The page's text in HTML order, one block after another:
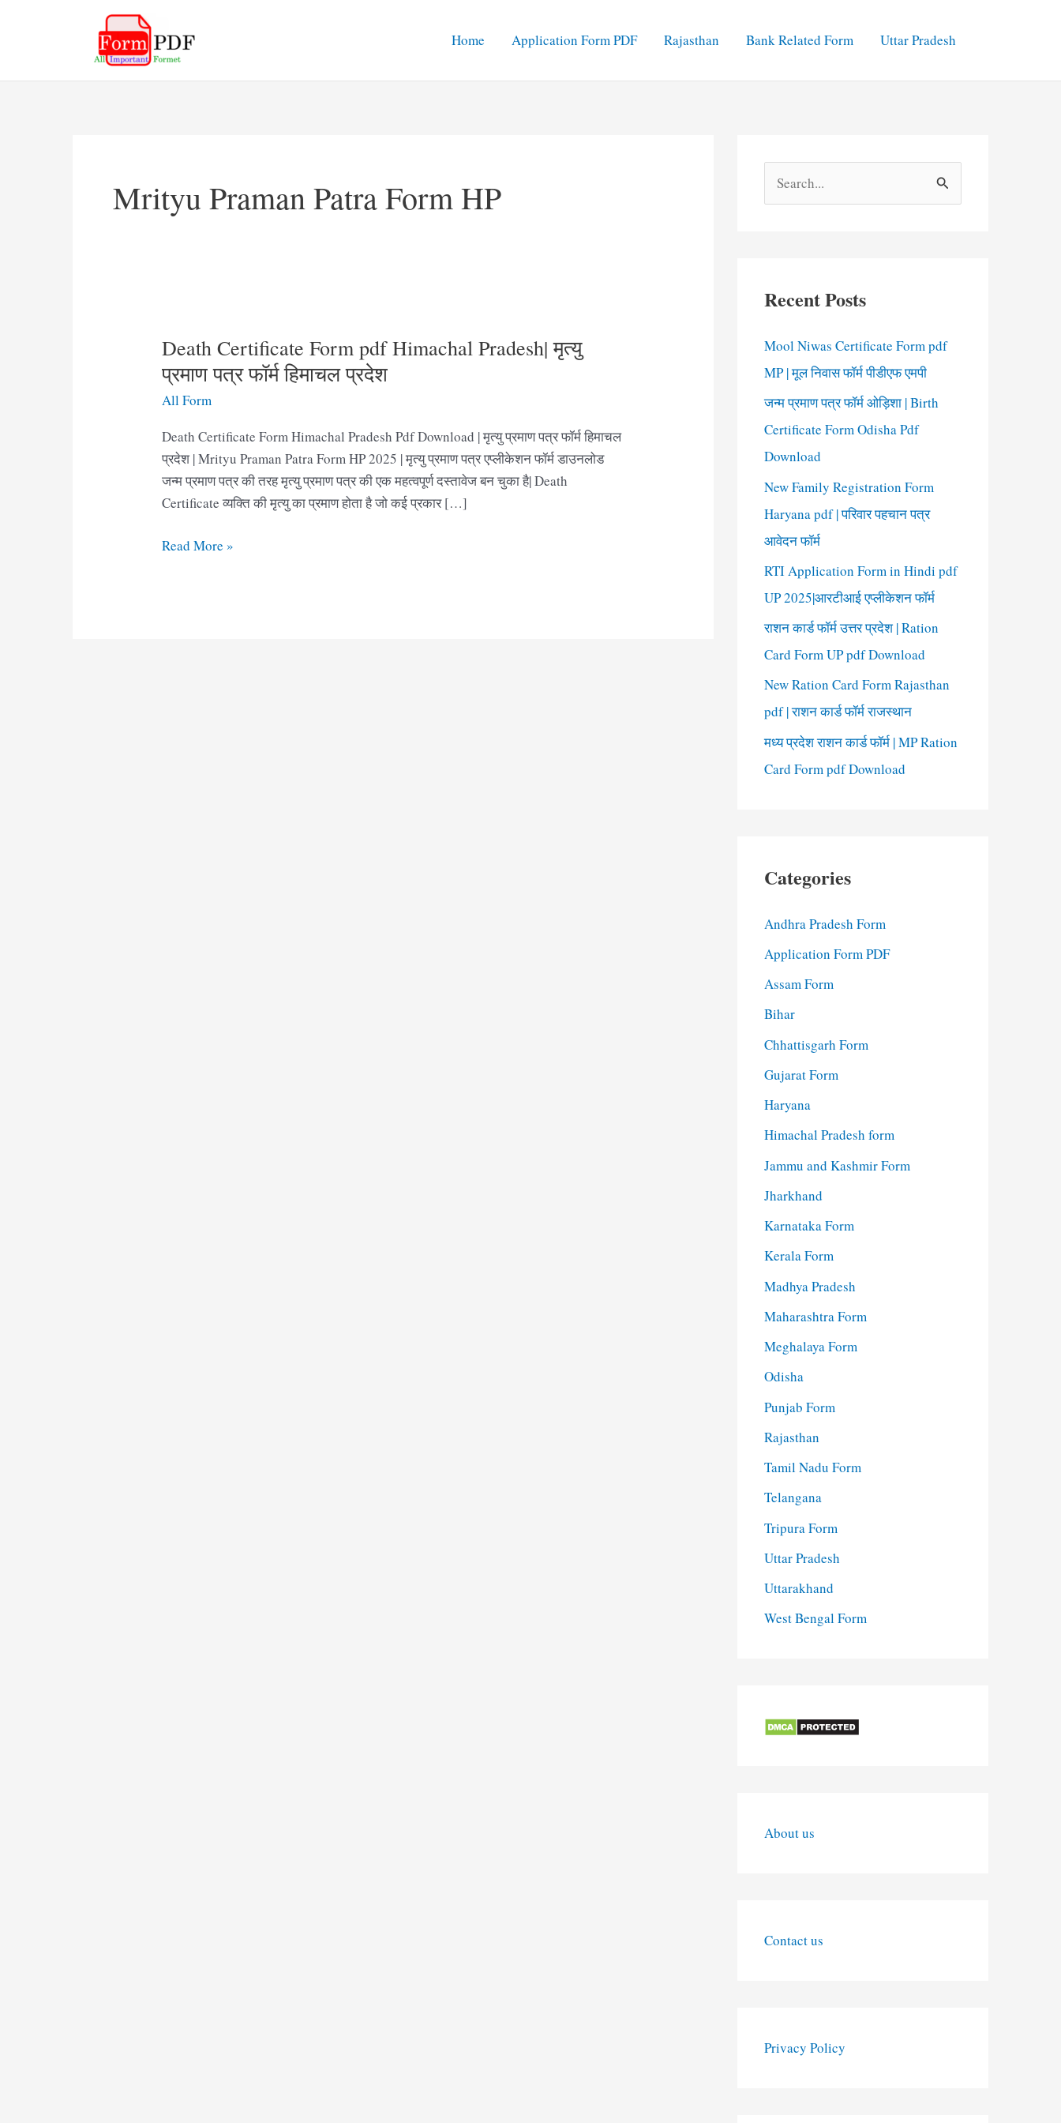
Home Application Form PDF Rajasthan Bank Related Form Uttar Pradesh
Mrityu Praman Patra Form HP
Death Certificate Form pdf Himachal Pradesh| मृत्यु
प्रमाण पत्र फॉर्म हिमाचल प्रदेश
All Form
Death Certificate Form Himachal Pradesh Pdf Download | मृत्यु प्रमाण पत्र फॉर्म हिमाचल
प्रदेश | Mrityu Praman Patra Form HP 2025 | मृत्यु प्रमाण पत्र एप्लीकेशन फॉर्म डाउनलोड
जन्म प्रमाण पत्र की तरह मृत्यु प्रमाण पत्र की एक महत्वपूर्ण दस्तावेज बन चुका है| Death
Certificate व्यक्ति की मृत्यु का प्रमाण होता है जो कई प्रकार […]
Death
Read More »
e
h
Recent Posts
Mool Niwas Certificate Form pdf
MP | मूल निवास फॉर्म पीडीएफ एमपी
जन्म प्रमाण पत्र फॉर्म ओड़िशा | Birth
Certificate Form Odisha Pdf
Download
New Family Registration Form
Haryana pdf | परिवार पहचान पत्र
आवेदन फॉर्म
RTI Application Form in Hindi pdf
UP 2025|आरटीआई एप्लीकेशन फॉर्म
राशन कार्ड फॉर्म उत्तर प्रदेश | Ration
Card Form UP pdf Download
New Ration Card Form Rajasthan
pdf | राशन कार्ड फॉर्म राजस्थान
मध्य प्रदेश राशन कार्ड फॉर्म | MP Ration
Card Form pdf Download
Categories
Andhra Pradesh Form
Application Form PDF
Assam Form
Bihar
Chhattisgarh Form
Gujarat Form
Haryana
Himachal Pradesh form
Jammu and Kashmir Form
Jharkhand
Karnataka Form
Kerala Form
Madhya Pradesh
Maharashtra Form
Meghalaya Form
Odisha
Punjab Form
Rajasthan
Tamil Nadu Form
Telangana
Tripura Form
Uttar Pradesh
Uttarakhand
West Bengal Form
About us
Contact us
Privacy Policy